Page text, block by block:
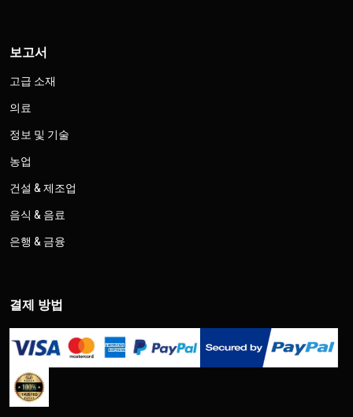
보고서
고급 소재
의료
정보 및 기술
농업
건설 & 제조업
음식 & 음료
은행 & 금융
결제 방법